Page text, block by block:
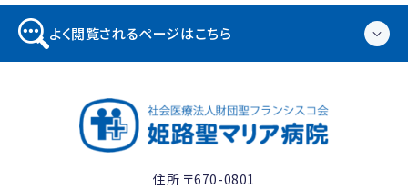
よく閲覧されるページはこちら
住所 〒670-0801